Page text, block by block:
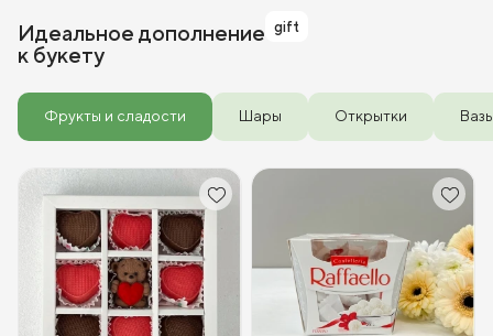
Идеальное дополнение
к букету
gift
Фрукты и сладости Шары Открытки